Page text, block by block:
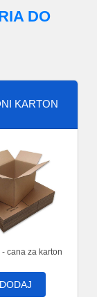
DO
KARTON
- cana za karton
DODAJ